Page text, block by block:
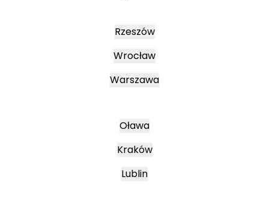
Rzeszów
Wrocław
Warszawa
Oława
Kraków
Lublin